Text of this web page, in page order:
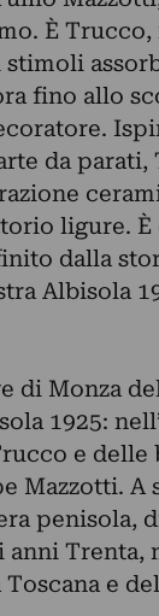
È
fino allo
da parati,
ligure. È
dalla
Albisola
Monza
1925:
e delle
Mazzotti.
penisola,
anni
e